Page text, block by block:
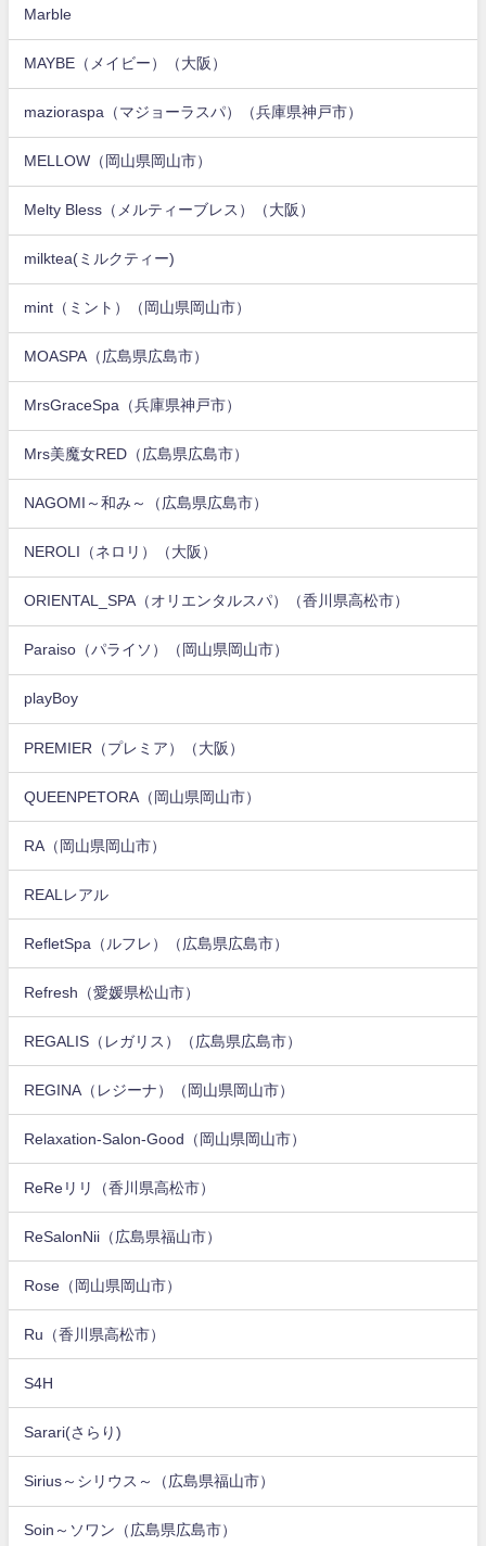
Marble
MAYBE（メイビー）（大阪）
mazioraspa（マジョーラスパ）（兵庫県神戸市）
MELLOW（岡山県岡山市）
Melty Bless（メルティーブレス）（大阪）
milktea(ミルクティー)
mint（ミント）（岡山県岡山市）
MOASPA（広島県広島市）
MrsGraceSpa（兵庫県神戸市）
Mrs美魔女RED（広島県広島市）
NAGOMI～和み～（広島県広島市）
NEROLI（ネロリ）（大阪）
ORIENTAL_SPA（オリエンタルスパ）（香川県高松市）
Paraiso（パライソ）（岡山県岡山市）
playBoy
PREMIER（プレミア）（大阪）
QUEENPETORA（岡山県岡山市）
RA（岡山県岡山市）
REALレアル
RefletSpa（ルフレ）（広島県広島市）
Refresh（愛媛県松山市）
REGALIS（レガリス）（広島県広島市）
REGINA（レジーナ）（岡山県岡山市）
Relaxation-Salon-Good（岡山県岡山市）
ReReリリ（香川県高松市）
ReSalonNii（広島県福山市）
Rose（岡山県岡山市）
Ru（香川県高松市）
S4H
Sarari(さらり)
Sirius～シリウス～（広島県福山市）
Soin～ソワン（広島県広島市）